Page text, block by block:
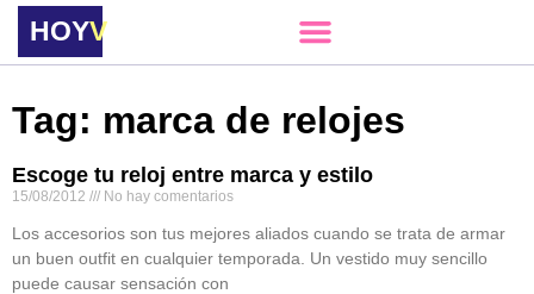
HOYVERE
Tag: marca de relojes
Escoge tu reloj entre marca y estilo
15/08/2012 No hay comentarios
Los accesorios son tus mejores aliados cuando se trata de armar
un buen outfit en cualquier temporada. Un vestido muy sencillo
puede causar sensación con